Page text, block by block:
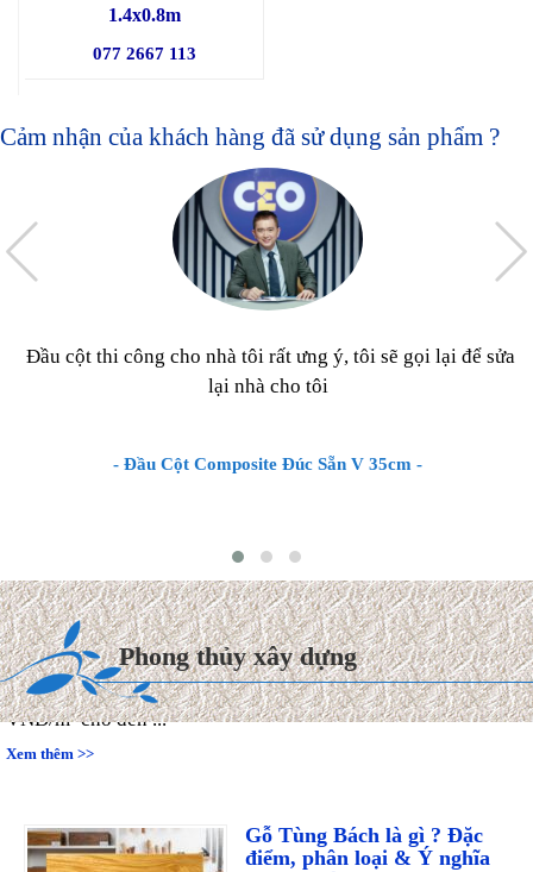
1.4x0.8m
077 2667 113
Cảm nhận của khách hàng đã sử dụng sản phẩm ?
Đầu cột thi công cho nhà tôi rất ưng ý, tôi sẽ gọi lại để sửa
lại nhà cho tôi
- Đầu Cột Composite Đúc Sẵn V 35cm -
Phong thủy xây dựng
thiện Biệt thự mái Thái 2027
Hiện nay, chi phí thi công hoàn
thiện trọn gói biệt thự mái
Thái dao động từ 8.000.000
VNĐ/m² cho đến ...
Xem thêm >>
điểm, phân loại & Ý nghĩa
phong thủy